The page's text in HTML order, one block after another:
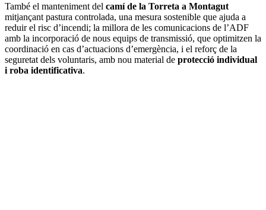
També el manteniment del camí de la Torreta a Montagut
mitjançant pastura controlada, una mesura sostenible que ajuda a
reduir el risc d’incendi; la millora de les comunicacions de l’ADF
amb la incorporació de nous equips de transmissió, que optimitzen la
coordinació en cas d’actuacions d’emergència, i el reforç de la
seguretat dels voluntaris, amb nou material de protecció individual
i roba identificativa.